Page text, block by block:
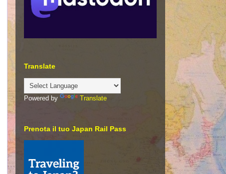
Translate
Powered by Translate
Prenota il tuo Japan Rail Pass